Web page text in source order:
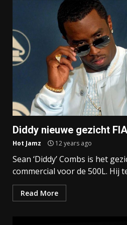
Diddy nieuwe gezicht
Hot Jamz 12 years ago
Sean ‘Diddy’ Combs is het
commercial voor de 500L. Hij
Read More